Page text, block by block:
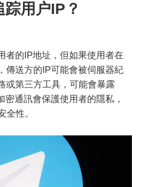
用户IP？
者的IP地址，但如果使用者在
傳送方的IP可能會被伺服器紀
或第三方工具，可能會暴露
密通訊會保護使用者的隱私，
全性。